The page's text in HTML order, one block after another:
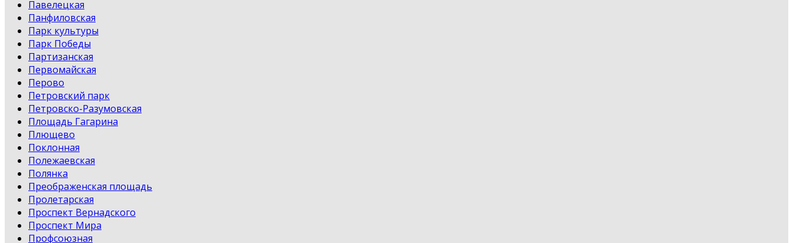
Павелецкая
Панфиловская
Парк культуры
Парк Победы
Партизанская
Первомайская
Перово
Петровский парк
Петровско-Разумовская
Площадь Гагарина
Плющево
Поклонная
Полежаевская
Полянка
Преображенская площадь
Пролетарская
Проспект Вернадского
Проспект Мира
Профсоюзная